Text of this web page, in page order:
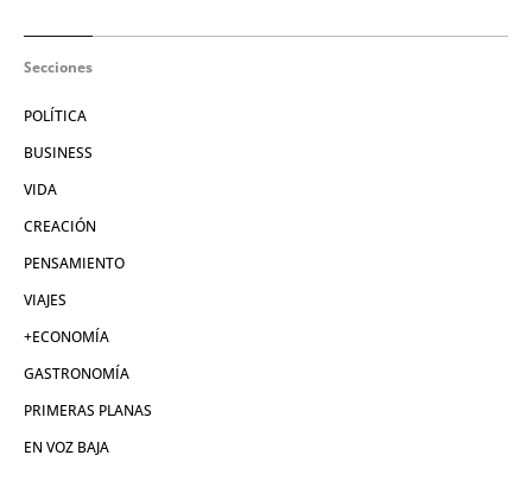
Secciones
POLÍTICA
BUSINESS
VIDA
CREACIÓN
PENSAMIENTO
VIAJES
+ECONOMÍA
GASTRONOMÍA
PRIMERAS PLANAS
EN VOZ BAJA